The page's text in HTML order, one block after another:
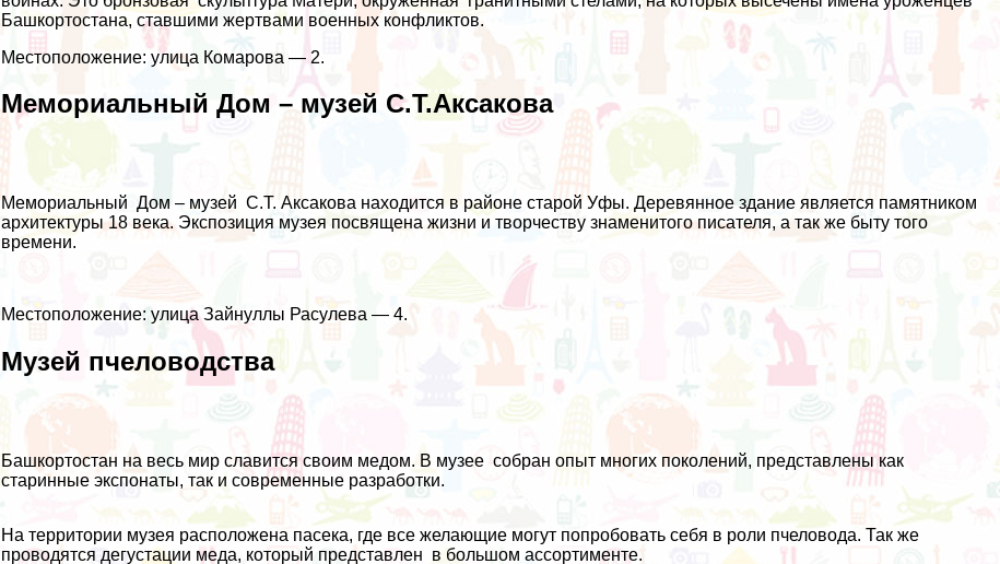
Башкортостана, ставшими жертвами военных конфликтов.
Местоположение: улица Комарова — 2.
Мемориальный Дом – музей С.Т.Аксакова
Мемориальный Дом – музей С.Т. Аксакова находится в районе старой Уфы. Деревянное здание является памятником
архитектуры 18 века. Экспозиция музея посвящена жизни и творчеству знаменитого писателя, а так же быту того
времени.
Местоположение: улица Зайнуллы Расулева — 4.
Музей пчеловодства
Башкортостан на весь мир славится своим медом. В музее собран опыт многих поколений, представлены как
старинные экспонаты, так и современные разработки.
На территории музея расположена пасека, где все желающие могут попробовать себя в роли пчеловода. Так же
проводятся дегустации меда, который представлен в большом ассортименте.